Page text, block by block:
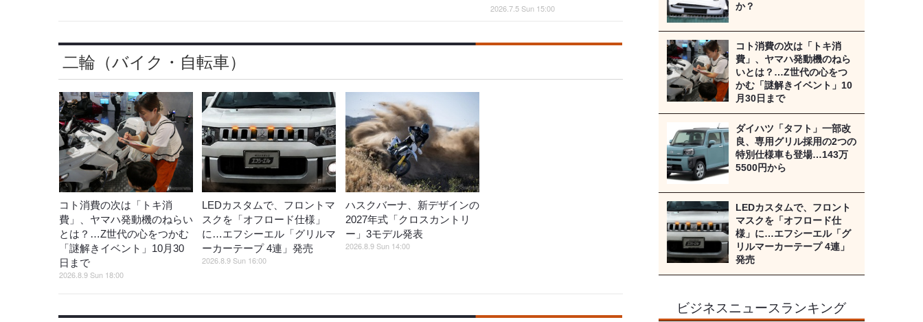
2026.7.5 Sun 15:00
二輪（バイク・自転車）
コト消費の次は「トキ消
費」、ヤマハ発動機のねらい
とは？…Z世代の心をつかむ
「謎解きイベント」10月30
日まで
2026.8.9 Sun 18:00
LEDカスタムで、フロントマ
スクを「オフロード仕様」
に…エフシーエル「グリルマ
ーカーテープ 4連」発売
2026.8.9 Sun 16:00
ハスクバーナ、新デザインの
2027年式「クロスカントリ
ー」3モデル発表
2026.8.9 Sun 14:00
か？
コト消費の次は「トキ消
費」、ヤマハ発動機のねら
いとは？…Z世代の心をつ
かむ「謎解きイベント」10
月30日まで
ダイハツ「タフト」一部改
良、専用グリル採用の2つの
特別仕様車も登場…143万
5500円から
LEDカスタムで、フロント
マスクを「オフロード仕
様」に…エフシーエル「グ
リルマーカーテープ 4連」
発売
ビジネスニュースランキング